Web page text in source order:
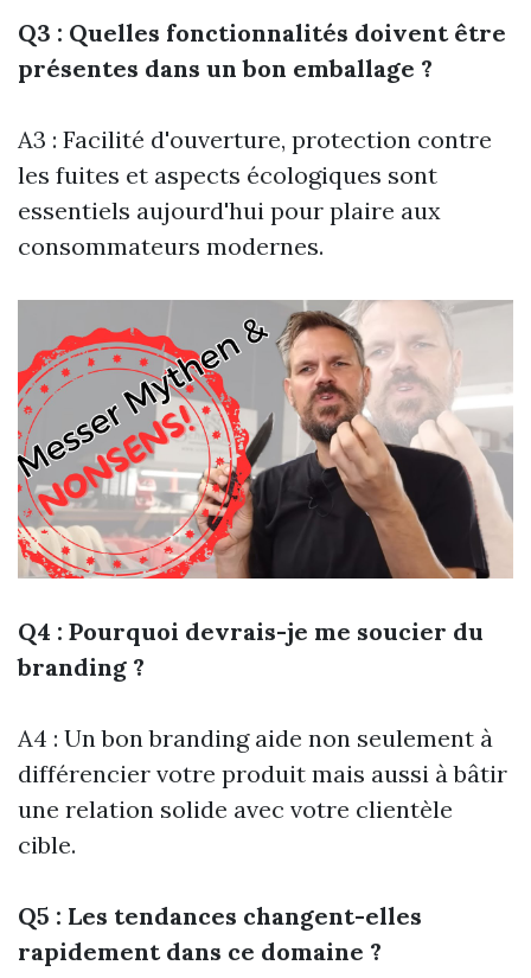
Q3 : Quelles fonctionnalités doivent être
présentes dans un bon emballage ?
A3 : Facilité d'ouverture, protection contre
les fuites et aspects écologiques sont
essentiels aujourd'hui pour plaire aux
consommateurs modernes.
Q4 : Pourquoi devrais-je me soucier du
branding ?
A4 : Un bon branding aide non seulement à
différencier votre produit mais aussi à bâtir
une relation solide avec votre clientèle
cible.
Q5 : Les tendances changent-elles
rapidement dans ce domaine ?